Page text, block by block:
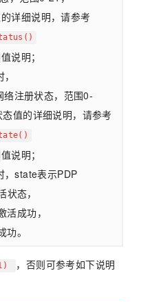
详细说明，请参考
说明；
络注册状态，范围0-
值的详细说明，请参考
说明；
，state表示PDP
态，
活成功，
功。
，否则可参考如下说明